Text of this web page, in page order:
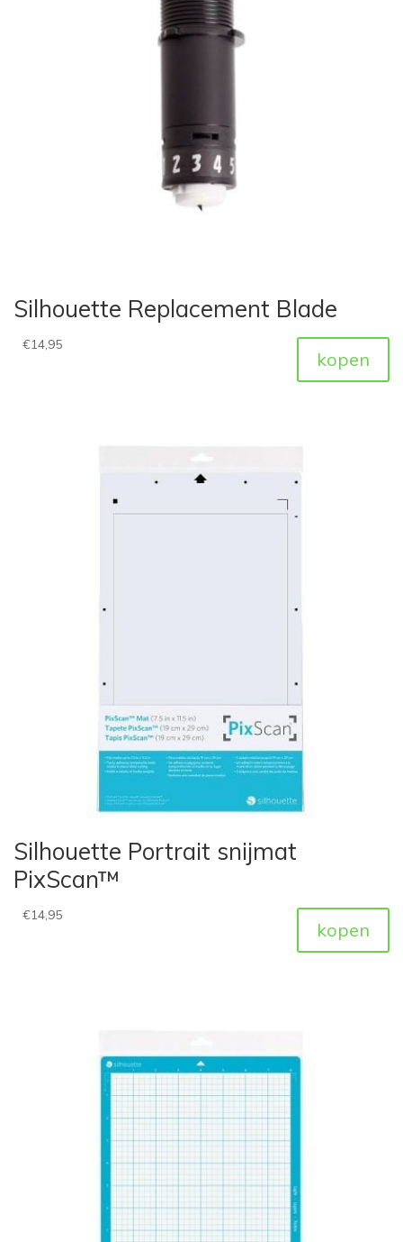
Silhouette Replacement Blade
€14,95
kopen
Silhouette Portrait snijmat
PixScan™
€14,95
kopen